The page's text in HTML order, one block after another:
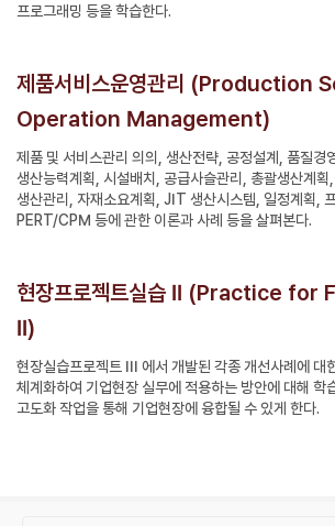
프로그래밍 등을 학습한다.
제품서비스운영관리 (Production
Operation Management)
제품 및 서비스관리 의의, 생산전략, 공정설계, 품질경
생산능력계획, 시설배치, 공급사슬관리, 총괄생산계획,
생산관리, 자재소요계획, JIT 생산시스템, 일정계획,
PERT/CPM 등에 관한 이론과 사례 등을 살펴본다.
현장프로젝트실습 II (Practice
II)
현장실습프로젝트 III 에서 개발된 각종 개선사례에 대
체계화하여 기업현장 실무에 적용하는 방안에 대해 학
고도화 작업을 통해 기업현장에 융합될 수 있게 한다.